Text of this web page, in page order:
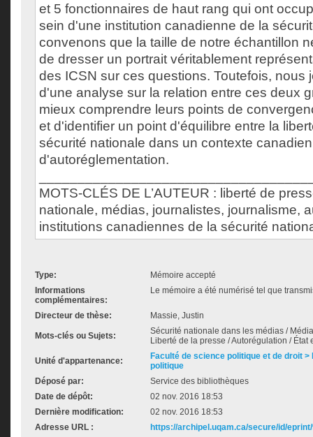
et 5 fonctionnaires de haut rang qui ont
sein d'une institution canadienne de la
convenons que la taille de notre échantillon
de dresser un portrait véritablement
des ICSN sur ces questions. Toutefois, nous
d'une analyse sur la relation entre ces deux
mieux comprendre leurs points de
et d'identifier un point d'équilibre entre la
sécurité nationale dans un contexte canadien
d'autoréglementation.
MOTS-CLÉS DE L’AUTEUR : liberté de
nationale, médias, journalistes, journalisme,
institutions canadiennes de la sécurité
Type:
Mémoire accepté
Informations
complémentaires:
Le mémoire a été numérisé tel que
Directeur de thèse: Massie, Justin
Mots-clés ou Sujets:
Sécurité nationale dans les médias /
Liberté de la presse / Autorégulation / État
Unité d'appartenance:
Faculté de science politique et de droit
politique
Déposé par:
Service des bibliothèques
Date de dépôt:
02 nov. 2016 18:53
Dernière modification:
02 nov. 2016 18:53
Adresse URL :
https://archipel.uqam.ca/secure/id/